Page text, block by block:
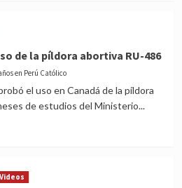
de la píldora abortiva RU-486
en Perú Católico
el uso en Canadá de la píldora
de estudios del Ministerio...
Videos